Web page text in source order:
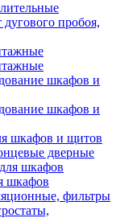
пробоя,
шкафов и
шкафов и
шкафов и щитов
дверные
шкафов
шкафов
фильтры